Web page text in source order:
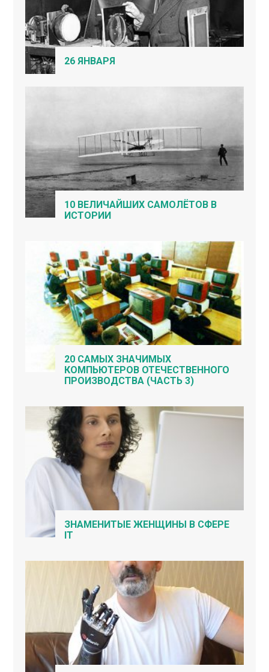
26 ЯНВАРЯ
10 ВЕЛИЧАЙШИХ САМОЛЁТОВ В
ИСТОРИИ
20 САМЫХ ЗНАЧИМЫХ
КОМПЬЮТЕРОВ ОТЕЧЕСТВЕННОГО
ПРОИЗВОДСТВА (ЧАСТЬ 3)
ЗНАМЕНИТЫЕ ЖЕНЩИНЫ В СФЕРЕ
IT